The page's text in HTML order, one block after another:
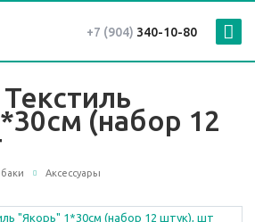
+7 (904) 340-10-80
(набор 12
Аксессуары